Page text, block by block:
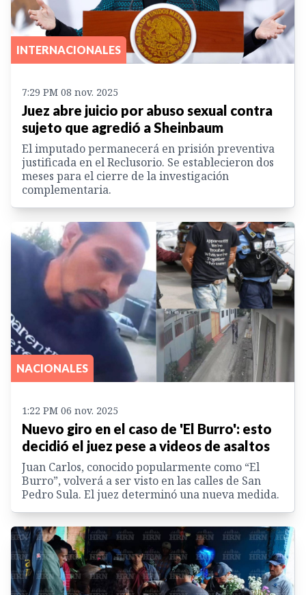
INTERNACIONALES
7:29 PM 08 nov. 2025
Juez abre juicio por abuso sexual contra
sujeto que agredió a Sheinbaum
El imputado permanecerá en prisión preventiva
justificada en el Reclusorio. Se establecieron dos
meses para el cierre de la investigación
complementaria.
NACIONALES
1:22 PM 06 nov. 2025
Nuevo giro en el caso de 'El Burro': esto
decidió el juez pese a videos de asaltos
Juan Carlos, conocido popularmente como “El
Burro”, volverá a ser visto en las calles de San
Pedro Sula. El juez determinó una nueva medida.